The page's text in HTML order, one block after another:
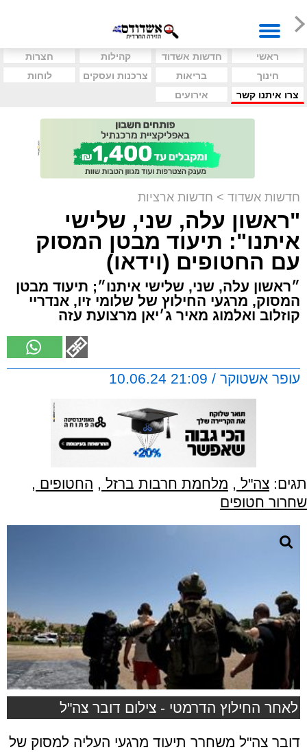
ראשי חדשות אשדוד קהילות
חצרות
חינוך
בריאות צרכנות ועסקים
לוחות
צרו איתנו קשר
אירועים
חדשות אשדוד > חדשות ארציות
"ראשון עלה, שני, שלישי
איתנו": תיעוד מבטן המסוק
עם החטופים (וידאו)
״ראשון עלה, שני, שלישי איתנו״; תיעוד מבטן
המסוק, מרגעי החילוץ של שלומי זיו, אנדריי
קוזלוב ואלמוג מאיר ג׳יאן מרצועת עזה
עופר אשטוקר / 21:09 10.06.24
תגים: צה"ל , מלחמת חרבות ברזל , החטופים ,
שחרור חטופים
לאחר החילוץ הדרמטי - צילום דובר צה"ל
דובר צה"ל משחרר תיעוד מרגעי העליה למסוק של